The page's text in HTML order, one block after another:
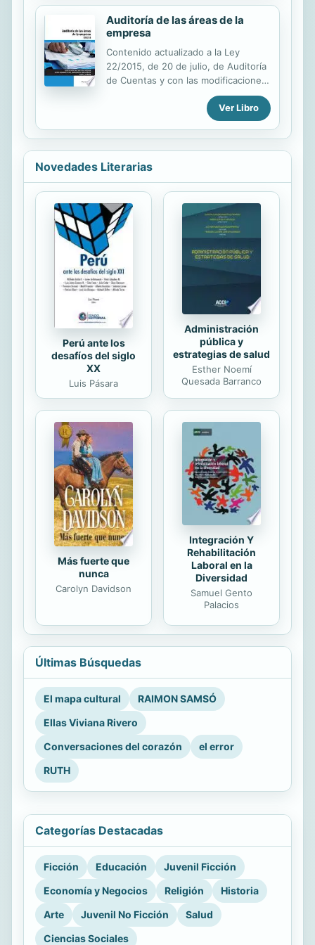
desarrollados por los economistas
neoclásicos de la segunda mitad del
siglo XX.
Auditoría de las áreas de la
empresa
Contenido actualizado a la Ley
22/2015, de 20 de julio, de Auditoría
de Cuentas y con las modificaciones
oportunas del Real Decreto-Ley
18/2017, de 24 de noviembre a la Ley
22/2015, de Auditoría de Cuentas.
Para analizar los procedimientos de
auditor
Ver Libro
Novedades Literarias
Perú ante los
desafíos del siglo
XX
Luis Pásara
Administración
pública y
estrategias de salud
Esther Noemí
Quesada Barranco
Más fuerte que
nunca
Carolyn Davidson
Integración Y
Rehabilitación
Laboral en la
Diversidad
Samuel Gento
Palacios
Últimas Búsquedas
El mapa cultural
RAIMON SAMSÓ
Ellas Viviana Rivero
Conversaciones del corazón
el error
RUTH
Categorías Destacadas
Ficción Educación
Juvenil Ficción
Economía y Negocios
Religión
Historia
Arte
Juvenil No Ficción
Salud
Ciencias Sociales